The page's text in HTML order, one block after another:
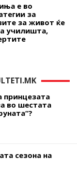
е во
за
за живот ќе
училишта,
принцезата
во шестата
сезона на